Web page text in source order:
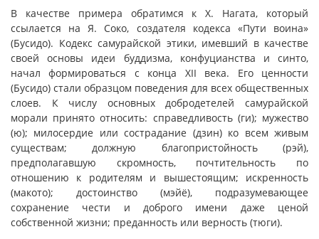
В качестве примера обратимся к Х. Нагата, который
ссылается на Я. Соко, создателя кодекса «Пути воина»
(Бусидо). Кодекс самурайской этики, имевший в качестве
своей основы идеи буддизма, конфуцианства и синто,
начал формироваться с конца XII века. Его ценности
(Бусидо) стали образцом поведения для всех общественных
слоев. К числу основных добродетелей самурайской
морали принято относить: справедливость (ги); мужество
(ю); милосердие или сострадание (дзин) ко всем живым
существам; должную благопристойность (рэй),
предполагавшую скромность, почтительность по
отношению к родителям и вышестоящим; искренность
(макото); достоинство (мэйё), подразумевающее
сохранение чести и доброго имени даже ценой
собственной жизни; преданность или верность (тюги).